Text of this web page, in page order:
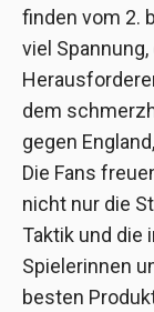
finden vom 2.
viel
dem
gegen
Die Fans
nicht nur die
Taktik und die
Spielerinnen
besten